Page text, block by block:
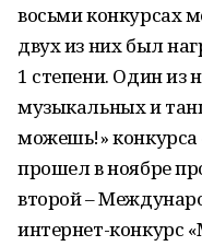
восьми конкурсах
двух из них был
1 степени. Один
музыкальных и
можешь!»
прошел в ноябре
второй –
интернет-конкурс